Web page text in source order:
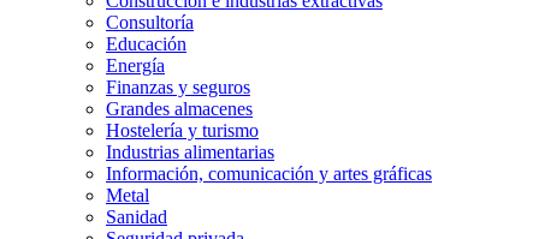
Consultoría
Educación
Energía
Finanzas y seguros
Grandes almacenes
Hostelería y turismo
Industrias alimentarias
Información, comunicación y artes gráficas
Metal
Sanidad